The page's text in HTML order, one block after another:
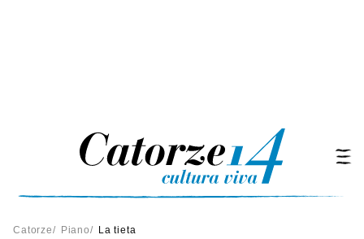
Catorze/ Piano/ La tieta